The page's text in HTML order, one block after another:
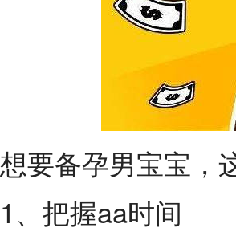
想要备孕男宝宝，
1、把握aa时间